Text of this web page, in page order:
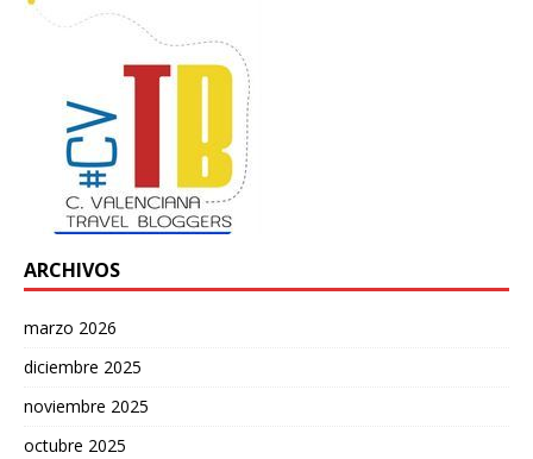
ARCHIVOS
marzo 2026
diciembre 2025
noviembre 2025
octubre 2025